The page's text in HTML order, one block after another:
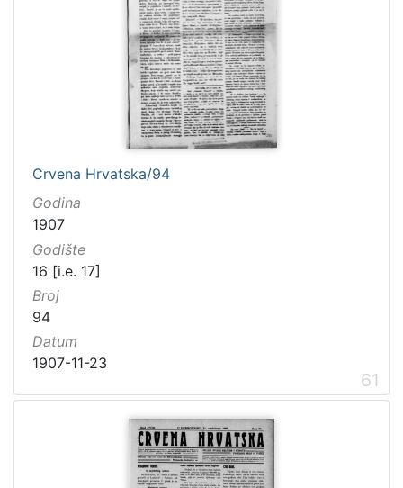
Crvena Hrvatska/94
Godina
1907
Godište
16 [i.e. 17]
Broj
94
Datum
1907-11-23
61